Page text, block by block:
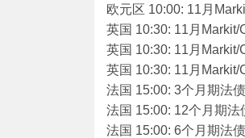
欧元区 10:00: 11月
英国 10:30: 11月
英国 10:30: 11月
英国 10:30: 11月
法国 15:00: 3个月期法
法国 15:00: 12个月期
法国 15:00: 6个月期法